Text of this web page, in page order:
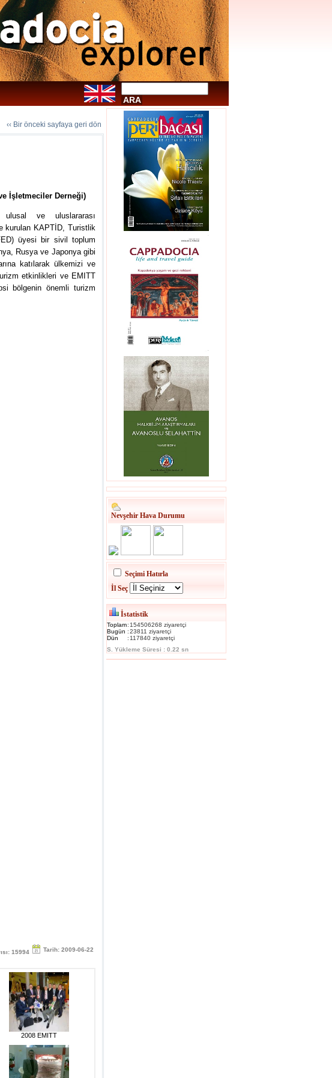
‹‹ Bir önceki sayfaya geri dön
İşletmeciler Derneği)
ulusal ve uluslararası
kurulan KAPTİD, Turistlik
üyesi bir sivil toplum
Rusya ve Japonya gibi
katılarak ülkemizi ve
etkinlikleri ve EMITT
bölgenin önemli turizm
15994 Tarih: 2009-06-22
2008 EMITT
Nevşehir Hava Durumu
Seçimi Hatırla
İl Seç
İstatistik
Toplam: 154506268 ziyaretçi
Bugün :23811 ziyaretçi
Dün
: 117840 ziyaretçi
S. Yükleme Süresi : 0.22 sn